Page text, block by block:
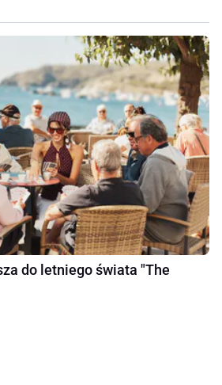
do letniego świata "The